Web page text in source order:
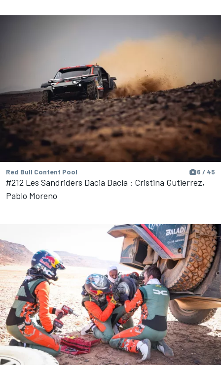
Red Bull Content Pool 6 / 45
#212 Les Sandriders Dacia Dacia : Cristina Gutierrez,
Pablo Moreno